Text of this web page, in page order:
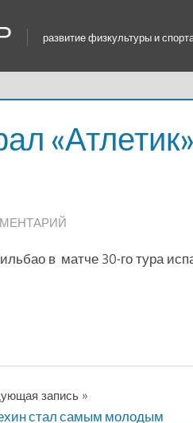
развитие физкультуры и
«Атлетик»
в матче 30-го тура
запись
стал самым молодым